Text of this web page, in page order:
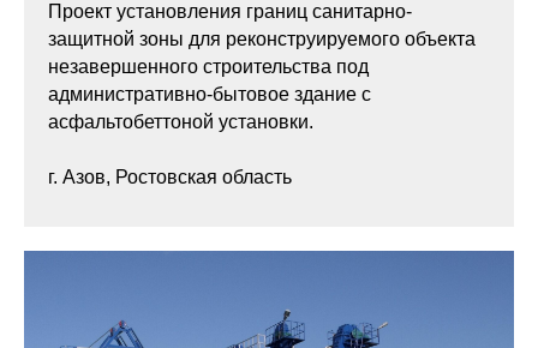
Проект установления границ санитарно-
защитной зоны для реконструируемого объекта
незавершенного строительства под
административно-бытовое здание с
асфальтобеттоной установки.
г. Азов, Ростовская область